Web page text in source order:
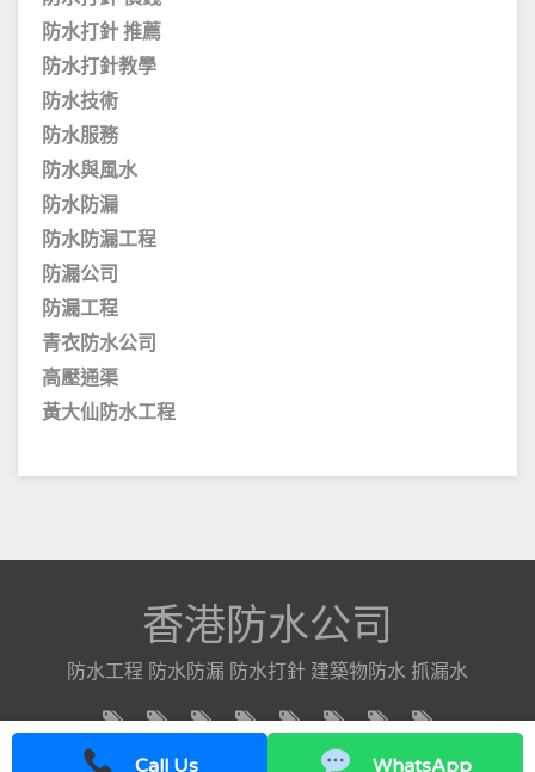
防水打針 推薦
防水打針教學
防水技術
防水服務
防水與風水
防水防漏
防水防漏工程
防漏公司
防漏工程
青衣防水公司
高壓通渠
黃大仙防水工程
香港防水公司
防水工程 防水防漏 防水打針 建築物防水 抓漏水
Call Us WhatsApp